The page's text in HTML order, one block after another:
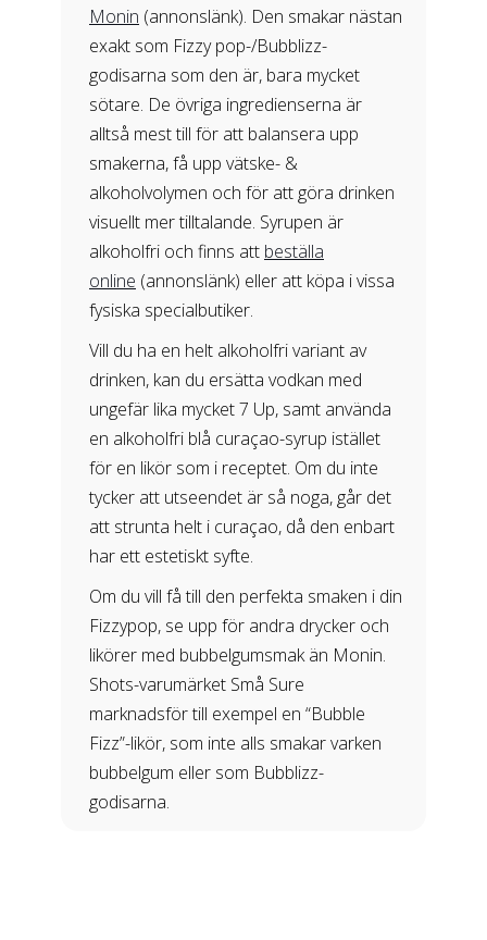
Monin (annonslänk). Den smakar nästan
exakt som Fizzy pop-/Bubblizz-
godisarna som den är, bara mycket
sötare. De övriga ingredienserna är
alltså mest till för att balansera upp
smakerna, få upp vätske- &
alkoholvolymen och för att göra drinken
visuellt mer tilltalande. Syrupen är
alkoholfri och finns att beställa
online (annonslänk) eller att köpa i vissa
fysiska specialbutiker.
Vill du ha en helt alkoholfri variant av
drinken, kan du ersätta vodkan med
ungefär lika mycket 7 Up, samt använda
en alkoholfri blå curaçao-syrup istället
för en likör som i receptet. Om du inte
tycker att utseendet är så noga, går det
att strunta helt i curaçao, då den enbart
har ett estetiskt syfte.
Om du vill få till den perfekta smaken i din
Fizzypop, se upp för andra drycker och
likörer med bubbelgumsmak än Monin.
Shots-varumärket Små Sure
marknadsför till exempel en “Bubble
Fizz”-likör, som inte alls smakar varken
bubbelgum eller som Bubblizz-
godisarna.